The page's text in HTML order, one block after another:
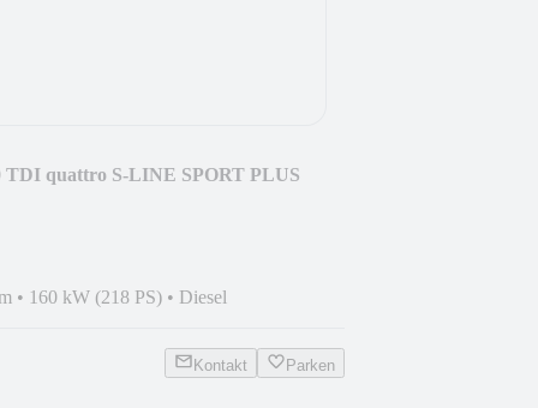
TDI quattro S-LINE SPORT PLUS
• 160 kW (218 PS) • Diesel
Kontakt Parken